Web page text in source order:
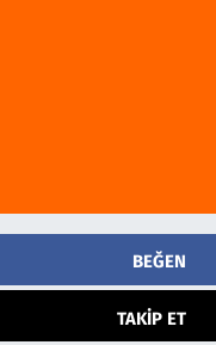
BEĞEN
TAKIP ET